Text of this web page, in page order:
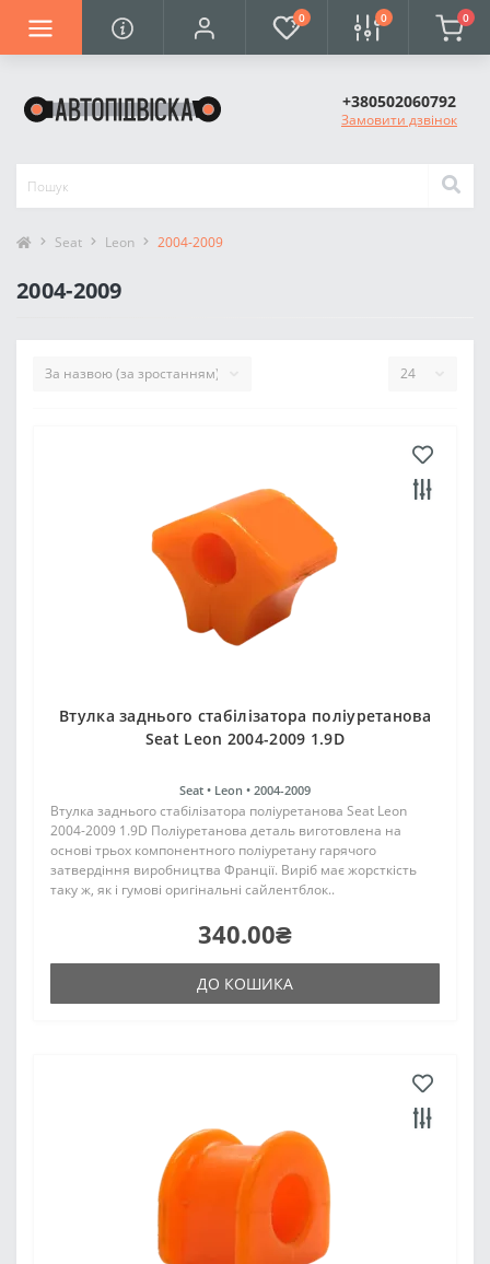
0 0 0
+380502060792
Замовити дзвінок
Seat Leon 2004-2009
2004-2009
Втулка заднього стабілізатора поліуретанова
Seat Leon 2004-2009 1.9D
Seat • Leon • 2004-2009
Втулка заднього стабілізатора поліуретанова Seat Leon
2004-2009 1.9D Поліуретанова деталь виготовлена на
основі трьох компонентного поліуретану гарячого
затвердіння виробництва Франції. Виріб має жорсткість
таку ж, як і гумові оригінальні сайлентблок..
340.00₴
ДО КОШИКА